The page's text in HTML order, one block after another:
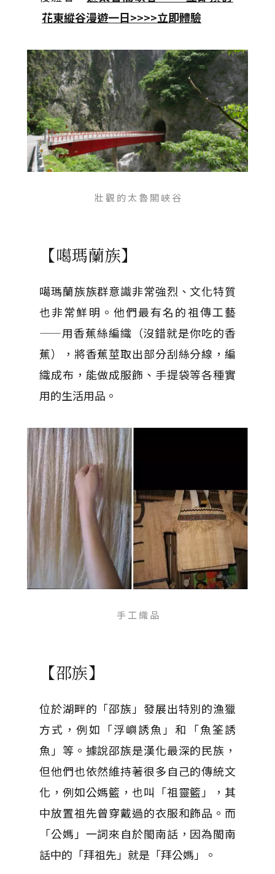
花東縱谷漫遊一日>>>>立即體驗
壯 觀 的 太 魯 閣 峽 谷
【噶瑪蘭族】
噶瑪蘭族族群意識非常強烈、文化特質
也非常鮮明。他們最有名的祖傳工藝
——用香蕉絲編織（沒錯就是你吃的香
蕉），將香蕉莖取出部分刮絲分線，編
織成布，能做成服飾、手提袋等各種實
用的生活用品。
手 工 織 品
【邵族】
位於湖畔的「邵族」發展出特別的漁獵
方式，例如「浮嶼誘魚」和「魚筌誘
魚」等。據說邵族是漢化最深的民族，
但他們也依然維持著很多自己的傳統文
化，例如公媽籃，也叫「祖靈籃」，其
中放置祖先曾穿戴過的衣服和飾品。而
「公媽」一詞來自於閩南話，因為閩南
話中的「拜祖先」就是「拜公媽」。